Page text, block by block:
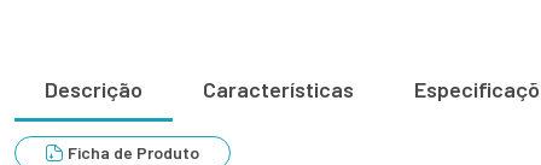
Descrição Características
Ficha de Produto